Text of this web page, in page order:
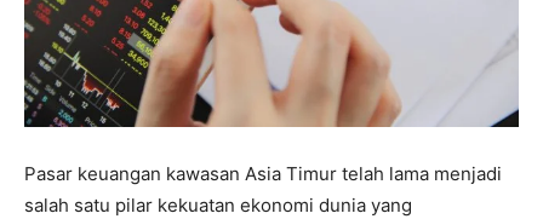
Pasar keuangan kawasan Asia Timur telah lama menjadi
salah satu pilar kekuatan ekonomi dunia yang